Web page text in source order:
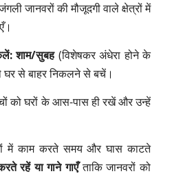
जानवरों की मौजूदगी वाले क्षेत्रों में
शाम/सुबह(विशेषकर अंधेरा होने के
से बाहर निकलने से बचें।
को घरों के आस-पास ही रखें और उन्हें
में काम करते समय और घास काटते
रहें या गाने गाएँताकि जानवरों को